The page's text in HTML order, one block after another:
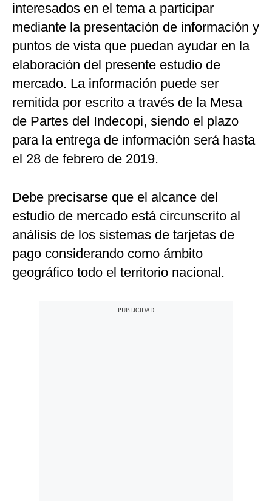
interesados en el tema a participar
mediante la presentación de información y
puntos de vista que puedan ayudar en la
elaboración del presente estudio de
mercado. La información puede ser
remitida por escrito a través de la Mesa
de Partes del Indecopi, siendo el plazo
para la entrega de información será hasta
el 28 de febrero de 2019.
Debe precisarse que el alcance del
estudio de mercado está circunscrito al
análisis de los sistemas de tarjetas de
pago considerando como ámbito
geográfico todo el territorio nacional.